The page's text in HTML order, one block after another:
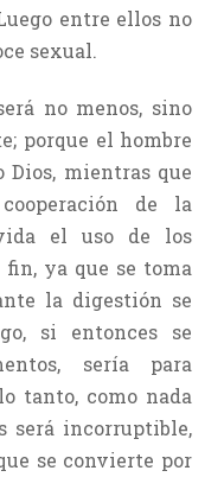
entre ellos no
sexual.
no menos, sino
porque el hombre
Dios, mientras que
de la
el uso de los
ya que se toma
la digestión se
si entonces se
sería para
tanto, como nada
será incorruptible,
se convierte por